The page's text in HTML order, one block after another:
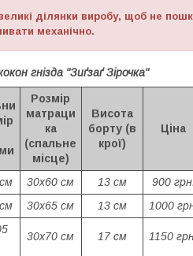
ділянки виробу, щоб не
механічно.
гнізда "Зиґзаґ Зірочка"
Розмір
матраци
ка
(спальне
місце)
Висота
борту (в
крої)
Ціна
30х60 см 13 см
900 грн.
30х65 см 13 см
1000
30х70 см 17 см 1150